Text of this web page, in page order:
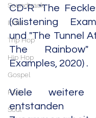
Soundtrack
India
Trip Hop
Hip Hop
Gospel
R&B
Soul
CD-R "The
(Glistening
und "The Tunnel
The Rainbow"
Examples, 2020) .
Viele weitere